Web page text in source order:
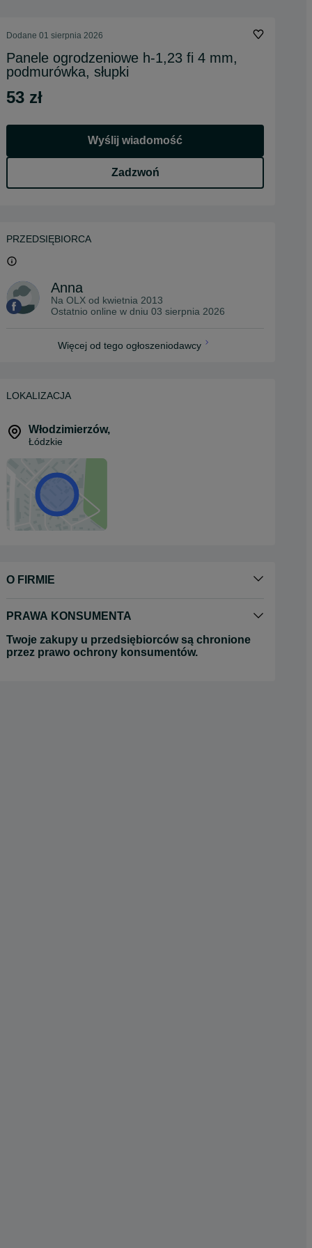
Dodane 01 sierpnia 2026
Panele ogrodzeniowe h-1,23 fi 4 mm,
podmurówka, słupki
53 zł
Wyślij wiadomość
Zadzwoń
PRZEDSIĘBIORCA
Anna
Na OLX od kwietnia 2013
Ostatnio online w dniu 03 sierpnia 2026
Więcej od tego ogłoszeniodawcy
LOKALIZACJA
Włodzimierzów,
Łódzkie
O FIRMIE
PRAWA KONSUMENTA
Twoje zakupy u przedsiębiorców są chronione
przez prawo ochrony konsumentów.